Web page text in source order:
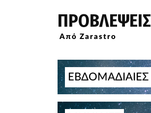
ΠΡΟΒΛΕΨΕΙΣ
Από Zarastro
ΕΒΔΟΜΑΔΙΑΙΕΣ